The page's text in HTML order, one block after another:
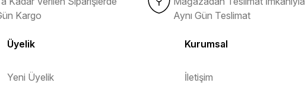
Kargo
Aynı Gün Teslimat
Üyelik
Yeni Üyelik
Kurumsal
İletişim